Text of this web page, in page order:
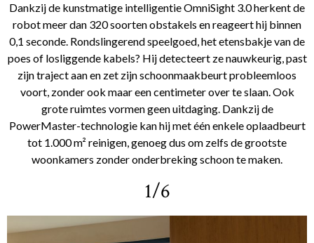
Dankzij de kunstmatige intelligentie OmniSight 3.0 herkent de
robot meer dan 320 soorten obstakels en reageert hij binnen
0,1 seconde. Rondslingerend speelgoed, het etensbakje van de
poes of losliggende kabels? Hij detecteert ze nauwkeurig, past
zijn traject aan en zet zijn schoonmaakbeurt probleemloos
voort, zonder ook maar een centimeter over te slaan. Ook
grote ruimtes vormen geen uitdaging. Dankzij de
PowerMaster-technologie kan hij met één enkele oplaadbeurt
tot 1.000 m² reinigen, genoeg dus om zelfs de grootste
woonkamers zonder onderbreking schoon te maken.
1/6